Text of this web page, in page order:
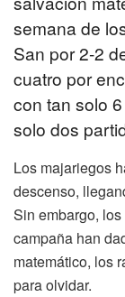
semana de
San por 2-2
cuatro por
con tan solo
solo dos
Los majariegos
descenso,
Sin embargo,
campaña han
matemático, los
para olvidar.